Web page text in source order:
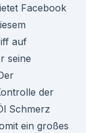
Facebook
auf
seine
der
Schmerz
ein großes